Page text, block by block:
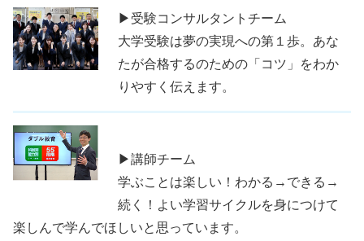
▶受験コンサルタントチーム
大学受験は夢の実現への第１歩。あな
たが合格するのための「コツ」をわか
りやすく伝えます。
▶講師チーム
学ぶことは楽しい！わかる→できる→
続く！よい学習サイクルを身につけて
楽しんで学んでほしいと思っています。